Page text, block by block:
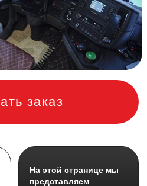
странице мы
наших работ,
для
6, и показываем,
аксессуары
для